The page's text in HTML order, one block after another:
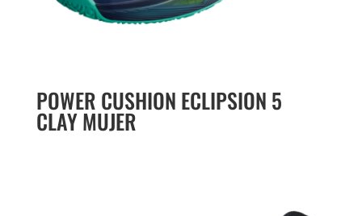
POWER CUSHION ECLIPSION 5
CLAY MUJER